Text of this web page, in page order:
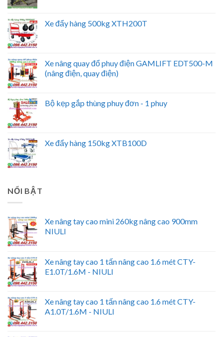
Xe đẩy hàng 500kg XTH200T
Xe nâng quay đổ phuy điện GAMLIFT EDT500-M
(nâng điện, quay điện)
Bộ kẹp gắp thùng phuy đơn - 1 phuy
Xe đẩy hàng 150kg XTB100D
NỔI BẬT
Xe nâng tay cao mini 260kg nâng cao 900mm
NIULI
Xe nâng tay cao 1 tấn nâng cao 1.6 mét CTY-
E1.0T/1.6M - NIULI
Xe nâng tay cao 1 tấn nâng cao 1.6 mét CTY-
A1.0T/1.6M - NIULI